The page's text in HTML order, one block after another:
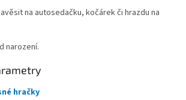
na autosedačku, kočárek či hrazdu na
narození.
hračky